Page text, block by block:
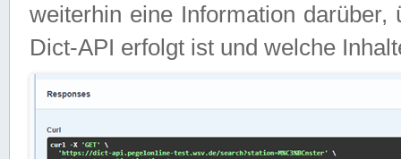
weiterhin eine Information
Dict-API erfolgt ist und welche